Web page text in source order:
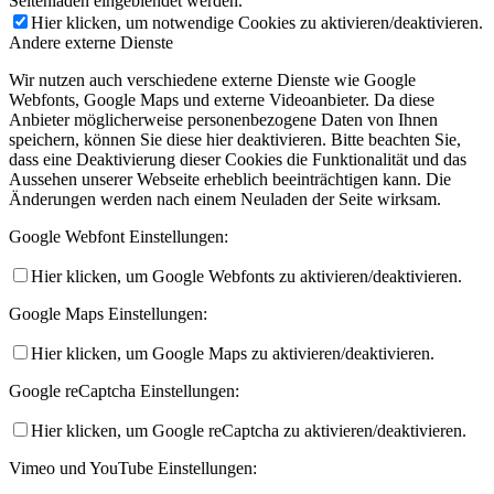
Hier klicken, um notwendige Cookies zu aktivieren/deaktivieren.
Andere externe Dienste
Wir nutzen auch verschiedene externe Dienste wie Google
Webfonts, Google Maps und externe Videoanbieter. Da diese
Anbieter möglicherweise personenbezogene Daten von Ihnen
speichern, können Sie diese hier deaktivieren. Bitte beachten Sie,
dass eine Deaktivierung dieser Cookies die Funktionalität und das
Aussehen unserer Webseite erheblich beeinträchtigen kann. Die
Änderungen werden nach einem Neuladen der Seite wirksam.
Google Webfont Einstellungen:
Hier klicken, um Google Webfonts zu aktivieren/deaktivieren.
Google Maps Einstellungen:
Hier klicken, um Google Maps zu aktivieren/deaktivieren.
Google reCaptcha Einstellungen:
Hier klicken, um Google reCaptcha zu aktivieren/deaktivieren.
Vimeo und YouTube Einstellungen: